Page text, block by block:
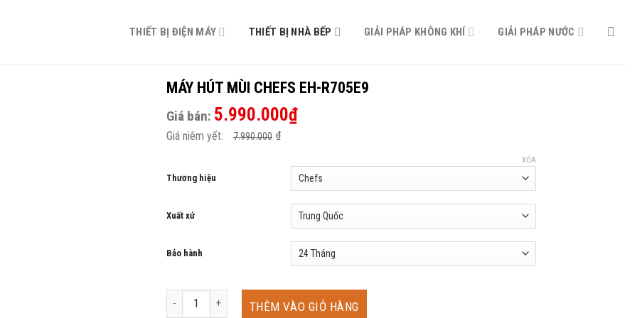
THIẾT BỊ ĐIỆN MÁY THIẾT BỊ NHÀ BẾP GIẢI PHÁP KHÔNG KHÍ GIẢI PHÁP NƯỚC
MÁY HÚT MÙI CHEFS EH-R705E9
Giá bán: 5.990.000₫
Giá niêm yết: 7.990.000 ₫
Thương hiệu
Xuất xứ
Bảo hành
XÓA
MÁY HÚT MÙI CHEFS EH-R705E9 số lượng
THÊM VÀO GIỎ HÀNG